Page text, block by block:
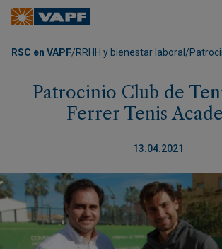
RSC en VAPF/RRHH y bienestar laboral /
Patrocinio Club de
Ferrer Tenis
13.04.2021